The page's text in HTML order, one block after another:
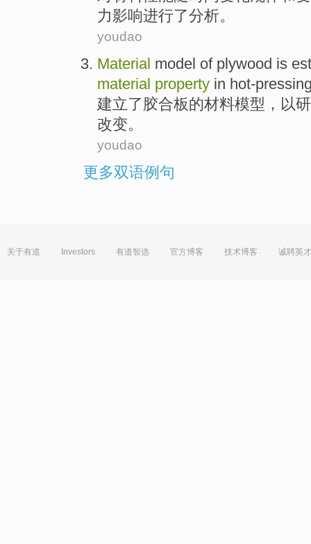
力影响进行了分析。
youdao
Material model of plywood is
material property in hot-
建立了 胶合板的材料模型 ， 以
改变。
youdao
更多双语例句
关于有道 Investors 有道智选 官方博客 技术博客 诚聘英才